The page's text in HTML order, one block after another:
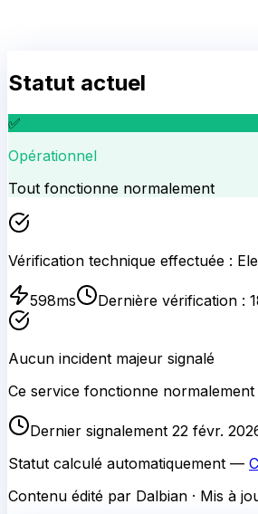
Statut actuel
✅
Opérationnel
Tout fonctionne normalement
Vérification technique effectuée :
598ms Dernière vérification :
Aucun incident majeur signalé
Ce service fonctionne normalement
Dernier signalement 22 févr.
Statut calculé automatiquement —
Contenu édité par Dalbian · Mis à